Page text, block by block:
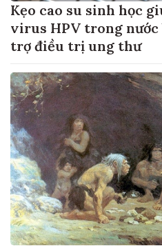
Kẹo cao su sinh học
virus HPV trong nước
trợ điều trị ung thư